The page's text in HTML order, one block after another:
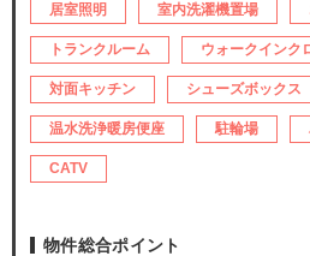
居室照明 室内洗濯機置場
トランクルーム ウォークインク
対面キッチン シューズボックス
温水洗浄暖房便座 駐輪場
CATV
物件総合ポイント